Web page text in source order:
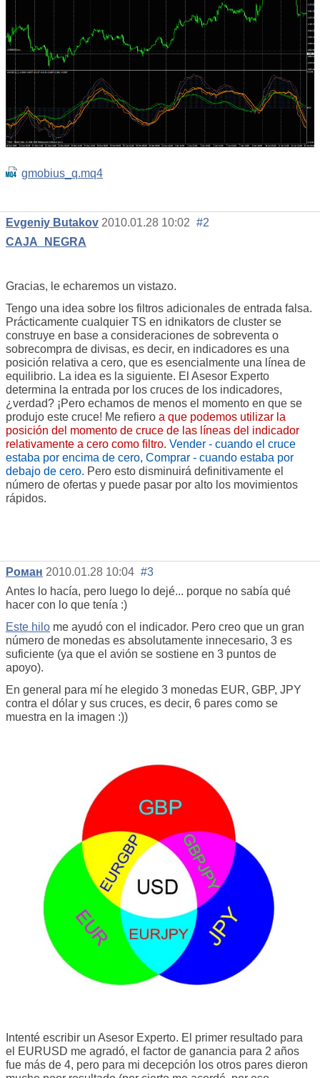
gmobius_q.mq4
Evgeniy Butakov 2010.01.28 10:02 #2
CAJA_NEGRA
Gracias, le echaremos un vistazo.
Tengo una idea sobre los filtros adicionales de entrada falsa.
Prácticamente cualquier TS en idnikators de cluster se
construye en base a consideraciones de sobreventa o
sobrecompra de divisas, es decir, en indicadores es una
posición relativa a cero, que es esencialmente una línea de
equilibrio. La idea es la siguiente. El Asesor Experto
determina la entrada por los cruces de los indicadores,
¿verdad? ¡Pero echamos de menos el momento en que se
produjo este cruce! Me refiero a que podemos utilizar la
posición del momento de cruce de las líneas del indicador
relativamente a cero como filtro. Vender - cuando el cruce
estaba por encima de cero, Comprar - cuando estaba por
debajo de cero. Pero esto disminuirá definitivamente el
número de ofertas y puede pasar por alto los movimientos
rápidos.
Роман 2010.01.28 10:04 #3
Antes lo hacía, pero luego lo dejé... porque no sabía qué
hacer con lo que tenía :)
Este hilo me ayudó con el indicador. Pero creo que un gran
número de monedas es absolutamente innecesario, 3 es
suficiente (ya que el avión se sostiene en 3 puntos de
apoyo).
En general para mí he elegido 3 monedas EUR, GBP, JPY
contra el dólar y sus cruces, es decir, 6 pares como se
muestra en la imagen :))
Intenté escribir un Asesor Experto. El primer resultado para
el EURUSD me agradó, el factor de ganancia para 2 años
fue más de 4, pero para mi decepción los otros pares dieron